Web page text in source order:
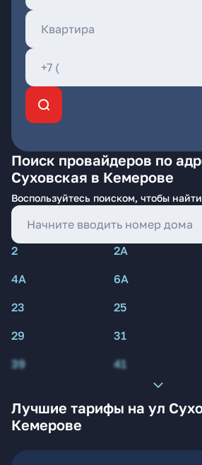
Поиск провайдеров по
Суховская в Кемерове
Воспользуйтесь поиском, чтобы
2 2А
4А
6А
23
25
29
31
39
41
Лучшие тарифы на ул
Кемерове